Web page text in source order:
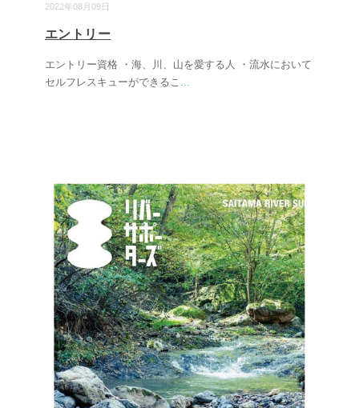
2022年08月09日
エントリー
エントリー資格 ・海、川、山を愛する人 ・流水において
セルフレスキューができるこ ...